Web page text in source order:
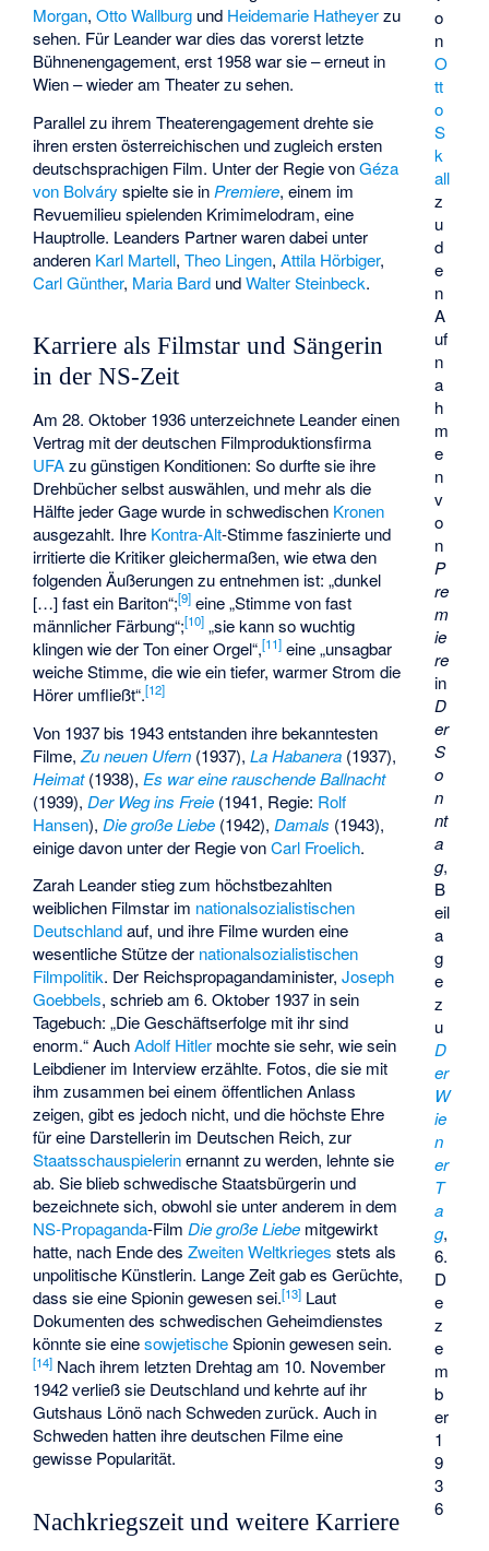
o
n
O
tt
o
S
k
all
z
u
d
e
n
A
uf
n
a
h
m
e
n
v
o
n
P
re
m
ie
re
in
D
er
S
o
n
nt
a
g,
B
eil
a
g
e
z
u
D
er
W
ie
n
er
T
a
g,
6.
D
e
z
e
m
b
er
1
9
3
6
Morgan,Otto Wallburg und Heidemarie Hatheyerzu
sehen. Für Leander war dies das vorerst letzte
Bühnenengagement, erst 1958 war sie – erneut in
Wien – wieder am Theater zu sehen.
Parallel zu ihrem Theaterengagement drehte sie
ihren ersten österreichischen und zugleich ersten
deutschsprachigen Film. Unter der Regie vonGéza
von Bolváry spielte sie in Premiere, einem im
Revuemilieu spielenden Krimimelodram, eine
Hauptrolle. Leanders Partner waren dabei unter
anderen Karl Martell,Theo Lingen,Attila Hörbiger,
Carl Günther, Maria Bard undWalter Steinbeck.
Karriere als Filmstar und Sängerin
in der NS-Zeit
Am 28. Oktober 1936 unterzeichnete Leander einen
Vertrag mit der deutschen Filmproduktionsfirma
UFAzu günstigen Konditionen: So durfte sie ihre
Drehbücher selbst auswählen, und mehr als die
Hälfte jeder Gage wurde in schwedischen Kronen
ausgezahlt. Ihre Kontra-Alt-Stimme faszinierte und
irritierte die Kritiker gleichermaßen, wie etwa den
folgenden Äußerungen zu entnehmen ist: „dunkel
[…] fast ein Bariton“;[9] eine „Stimme von fast
männlicher Färbung“;[10] „sie kann so wuchtig
klingen wie der Ton einer Orgel“,[11] eine „unsagbar
weiche Stimme, die wie ein tiefer, warmer Strom die
Hörer umfließt“.[12]
Von 1937 bis 1943 entstanden ihre bekanntesten
Filme,Zu neuen Ufern (1937),La Habanera (1937),
Heimat(1938), Es war eine rauschende Ballnacht
(1939),Der Weg ins Freie (1941, Regie: Rolf
Hansen),Die große Liebe (1942),Damals (1943),
einige davon unter der Regie vonCarl Froelich.
Zarah Leander stieg zum höchstbezahlten
weiblichen Filmstar im nationalsozialistischen
Deutschlandauf, und ihre Filme wurden eine
wesentliche Stütze der nationalsozialistischen
Filmpolitik. Der Reichspropagandaminister,Joseph
Goebbels, schrieb am 6. Oktober 1937 in sein
Tagebuch: „Die Geschäftserfolge mit ihr sind
enorm.“ AuchAdolf Hitler mochte sie sehr, wie sein
Leibdiener im Interview erzählte. Fotos, die sie mit
ihm zusammen bei einem öffentlichen Anlass
zeigen, gibt es jedoch nicht, und die höchste Ehre
für eine Darstellerin im Deutschen Reich, zur
Staatsschauspielerinernannt zu werden, lehnte sie
ab. Sie blieb schwedische Staatsbürgerin und
bezeichnete sich, obwohl sie unter anderem in dem
NS-Propaganda-FilmDie große Liebe mitgewirkt
hatte, nach Ende desZweiten Weltkrieges stets als
unpolitische Künstlerin. Lange Zeit gab es Gerüchte,
dass sie eine Spionin gewesen sei.[13] Laut
Dokumenten des schwedischen Geheimdienstes
könnte sie einesowjetischeSpionin gewesen sein.
[14] Nach ihrem letzten Drehtag am 10. November
1942 verließ sie Deutschland und kehrte auf ihr
Gutshaus Lönö nach Schweden zurück. Auch in
Schweden hatten ihre deutschen Filme eine
gewisse Popularität.
Nachkriegszeit und weitere Karriere